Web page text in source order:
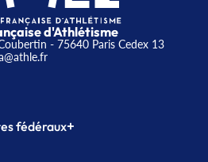
d'Athlétisme
- 75640 Paris Cedex 13
fédéraux+